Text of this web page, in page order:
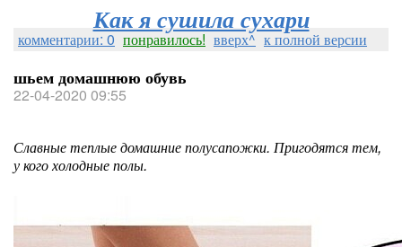
Как я сушила сухари
комментарии: 0 понравилось! вверх^ к полной версии
шьем домашнюю обувь
22-04-2020 09:55
Славные теплые домашние полусапожки. Пригодятся тем,
у кого холодные полы.